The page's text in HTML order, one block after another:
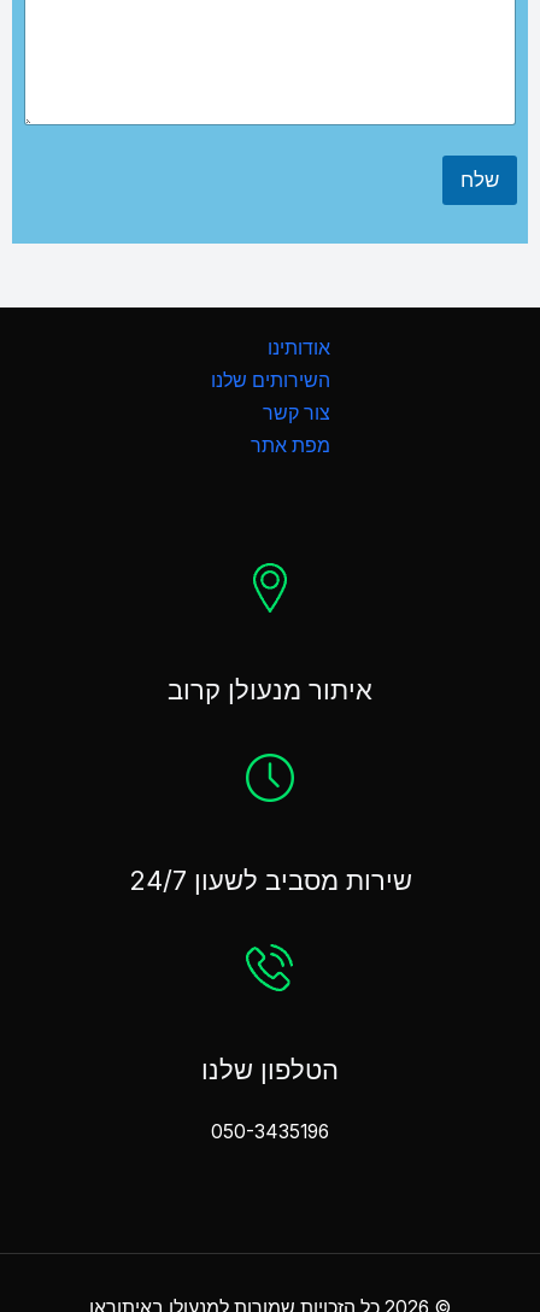
שלח
אודותינו
השירותים שלנו
צור קשר
מפת אתר
איתור מנעולן קרוב
שירות מסביב לשעון 24/7
הטלפון שלנו
050-3435196